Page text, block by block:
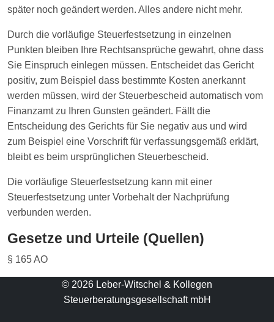
später noch geändert werden. Alles andere nicht mehr.
Durch die vorläufige Steuerfestsetzung in einzelnen
Punkten bleiben Ihre Rechtsansprüche gewahrt, ohne dass
Sie Einspruch einlegen müssen. Entscheidet das Gericht
positiv, zum Beispiel dass bestimmte Kosten anerkannt
werden müssen, wird der Steuerbescheid automatisch vom
Finanzamt zu Ihren Gunsten geändert. Fällt die
Entscheidung des Gerichts für Sie negativ aus und wird
zum Beispiel eine Vorschrift für verfassungsgemäß erklärt,
bleibt es beim ursprünglichen Steuerbescheid.
Die vorläufige Steuerfestsetzung kann mit einer
Steuerfestsetzung unter Vorbehalt der Nachprüfung
verbunden werden.
Gesetze und Urteile (Quellen)
§ 165 AO
© 2026 Leber-Witschel & Kollegen
Steuerberatungsgesellschaft mbH